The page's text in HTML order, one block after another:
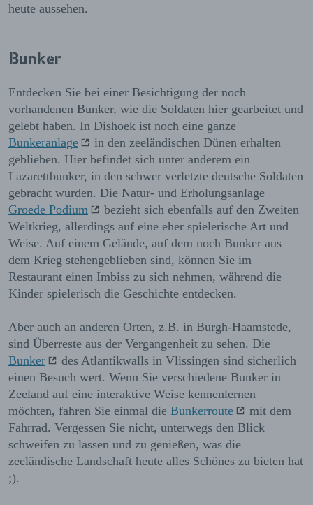
heute aussehen.
Bunker
Entdecken Sie bei einer Besichtigung der noch
vorhandenen Bunker, wie die Soldaten hier gearbeitet und
gelebt haben. In Dishoek ist noch eine ganze
Bunkeranlage
in den zeeländischen Dünen erhalten
geblieben. Hier befindet sich unter anderem ein
Lazarettbunker, in den schwer verletzte deutsche Soldaten
gebracht wurden. Die Natur- und Erholungsanlage
Groede Podium
bezieht sich ebenfalls auf den Zweiten
Weltkrieg, allerdings auf eine eher spielerische Art und
Weise. Auf einem Gelände, auf dem noch Bunker aus
dem Krieg stehengeblieben sind, können Sie im
Restaurant einen Imbiss zu sich nehmen, während die
Kinder spielerisch die Geschichte entdecken.
Aber auch an anderen Orten, z.B. in Burgh-Haamstede,
sind Überreste aus der Vergangenheit zu sehen. Die
Bunker
des Atlantikwalls in Vlissingen sind sicherlich
einen Besuch wert. Wenn Sie verschiedene Bunker in
Zeeland auf eine interaktive Weise kennenlernen
möchten, fahren Sie einmal die Bunkerroute
mit dem
Fahrrad. Vergessen Sie nicht, unterwegs den Blick
schweifen zu lassen und zu genießen, was die
zeeländische Landschaft heute alles Schönes zu bieten hat
;).